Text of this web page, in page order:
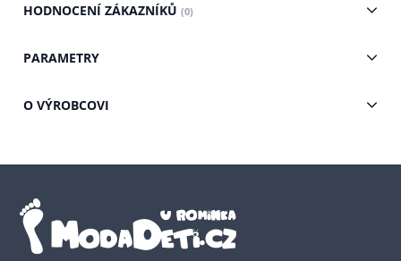
HODNOCENÍ ZÁKAZNÍKŮ (0)
PARAMETRY
O VÝROBCOVI